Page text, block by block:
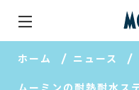
ホーム ニュース